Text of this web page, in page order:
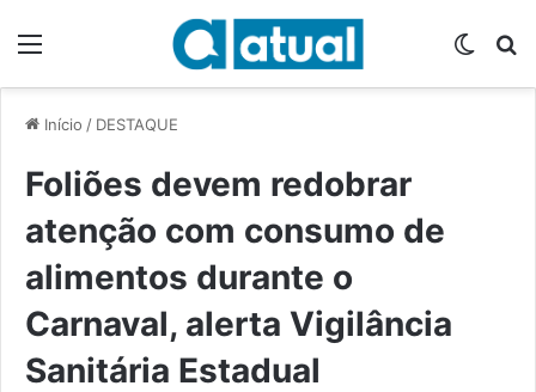
Início / DESTAQUE
Foliões devem redobrar
atenção com consumo de
alimentos durante o
Carnaval, alerta Vigilância
Sanitária Estadual